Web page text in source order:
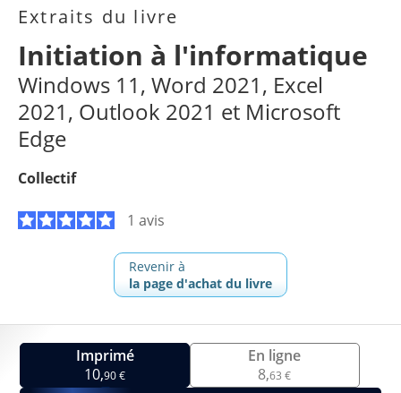
Extraits du livre
Initiation à l'informatique
Windows 11, Word 2021, Excel
2021, Outlook 2021 et Microsoft
Edge
Collectif
1 avis
Revenir à
la page d'achat du livre
Imprimé
10,90 €
En ligne
8,63 €